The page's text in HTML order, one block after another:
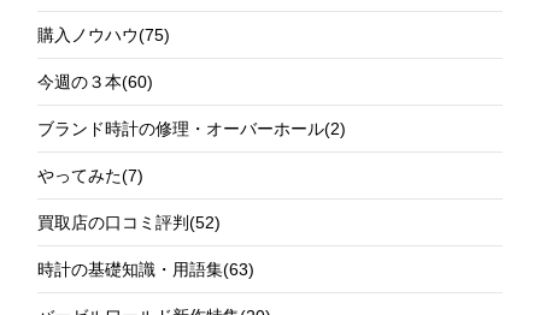
購入ノウハウ(75)
今週の３本(60)
ブランド時計の修理・オーバーホール(2)
やってみた(7)
買取店の口コミ評判(52)
時計の基礎知識・用語集(63)